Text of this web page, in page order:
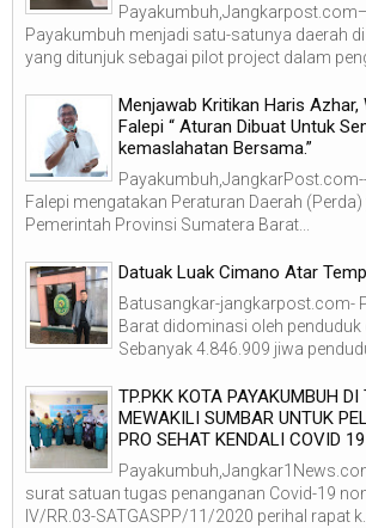
Payakumbuh menjadi satu-satunya daerah
yang ditunjuk sebagai pilot project dalam
Menjawab Kritikan Haris Azhar,
Falepi “ Aturan Dibuat Untuk
kemaslahatan Bersama.”
Falepi mengatakan Peraturan Daerah
Pemerintah Provinsi Sumatera Barat...
Datuak Luak Cimano Atar
Batusangkar-jangkarpost.com-
Barat didominasi oleh penduduk
Sebanyak 4.846.909 jiwa
TP.PKK KOTA PAYAKUMBUH DI
MEWAKILI SUMBAR UNTUK
PRO SEHAT KENDALI COVID 19
surat satuan tugas penanganan Covid-19
IV/RR.03-SATGASPP/11/2020 perihal rapat